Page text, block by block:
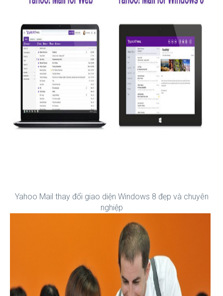
Yahoo Mail thay đổi giao diện Windows 8 đẹp và chuyên
nghiệp